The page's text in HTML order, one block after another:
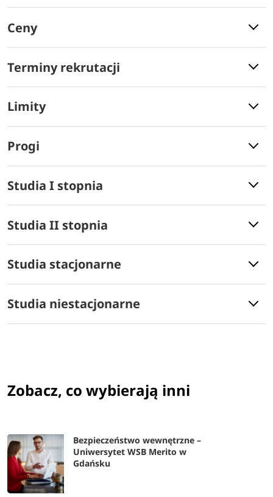
Ceny
Terminy rekrutacji
Limity
Progi
Studia I stopnia
Studia II stopnia
Studia stacjonarne
Studia niestacjonarne
Zobacz, co wybierają inni
Bezpieczeństwo wewnętrzne –
Uniwersytet WSB Merito w
Gdańsku